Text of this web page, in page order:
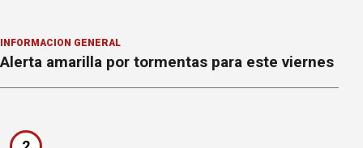
INFORMACION GENERAL
Alerta amarilla por tormentas para este viernes